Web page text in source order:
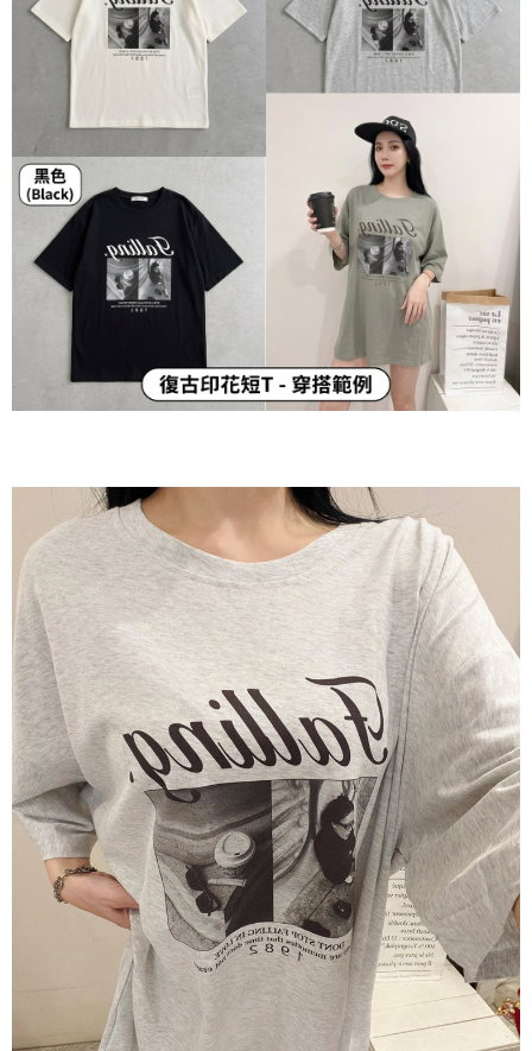
ATM／網路銀行／等多元方式進行付款，方視為交易完成。
※ 請注意：結帳手續完成當下不需立刻繳費，但若您需要取消訂單，請聯絡
購買商品的店家。未經商家同意取消之訂單仍視為有效，需透過AFTEE先享
※ 交易是否成功請以「AFTEE先享後付 」之結帳頁面顯示為準，若有關於
是否繳費成功／繳費後需取消欲退款等相關疑問，請聯繫「AFTEE先享後付
https://netprotections.freshdesk.com/support/home
【注意事項】
１．透過由恩沛科技股份有限公司提供之「AFTEE先享後付」服務完成之交
易，需依本服務之必要範圍內提供個人資料，並將交易相關給付款項請求債
權轉讓予恩沛科技股份有限公司。
２．關於個人資料處理事宜，請瀏覽以下網址：
https://aftee.tw/terms/#terms3
３．未成年的使用者請事先徵得法定代理人或監護人之同意方可使用
「AFTEE先享後付」，若未經同意申辦者引起之損失，本公司不負相關責
４．使用「AFTEE先享後付」時，將依據個別帳號之用戶狀況，依本公司即
時審查核予不同之上限額度；若仍有額度不足之情形，本公司將視審查結果
請求用戶進行身份認證。
7-11貨到付款
每筆NT$60，滿NT$800(含以上)免運費
付款後7-11取貨
每筆NT$60，滿NT$800(含以上)免運費
郵局宅配
每筆NT$70，滿NT$1,500(含以上)免運費
郵局貨到付款
每筆NT$100，滿NT$1,500(含以上)免運費
黑貓貨到付款
每筆NT$120，滿NT$2,000(含以上)免運費